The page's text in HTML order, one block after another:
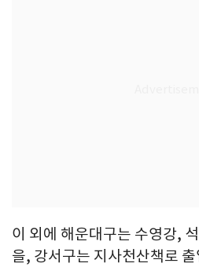
이 외에 해운대구는 수영강,
을, 강서구는 지사천산책로